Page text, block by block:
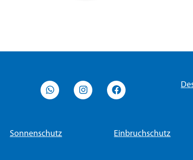
Sonnenschutz Einbruchschutz